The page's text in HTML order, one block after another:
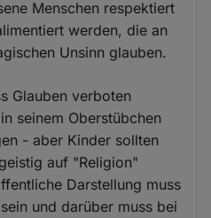
Menschen respektiert
werden, die an
Unsinn glauben.
Glauben verboten
seinem Oberstübchen
- aber Kinder sollten
auf "Religion"
Darstellung muss
und darüber muss bei